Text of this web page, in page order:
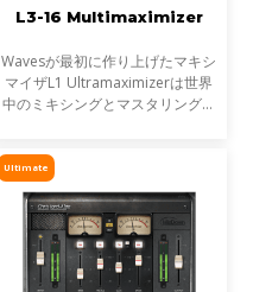
L3-16 Multimaximizer
Wavesが最初に作り上げたマキシ
マイザL1 Ultramaximizerは世界
中のミキシングとマスタリングに
ウンドは、いまでも世界中のヒッ
トレコードやメジャーな映
Ultimate